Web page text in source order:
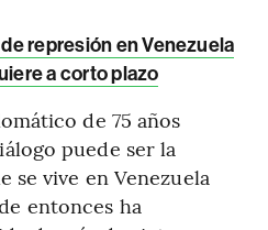
represión en Venezuela
a corto plazo
de 75 años
puede ser la
se vive en Venezuela
entonces ha